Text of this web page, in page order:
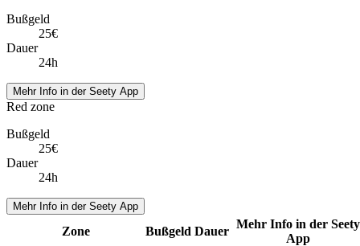
Bußgeld
25€
Dauer
24h
Mehr Info in der Seety App
Red zone
Bußgeld
25€
Dauer
24h
Mehr Info in der Seety App
Zone Bußgeld Dauer
Mehr Info in der Seety
App